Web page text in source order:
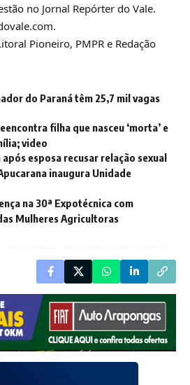
no Jornal Repórter do Vale.
Pioneiro, PMPR e Redação
do Paraná têm 25,7 mil vagas
filha que nasceu ‘morta’ e
video
esposa recusar relação sexual
inaugura Unidade
na 30ª Expotécnica com
Mulheres Agricultoras